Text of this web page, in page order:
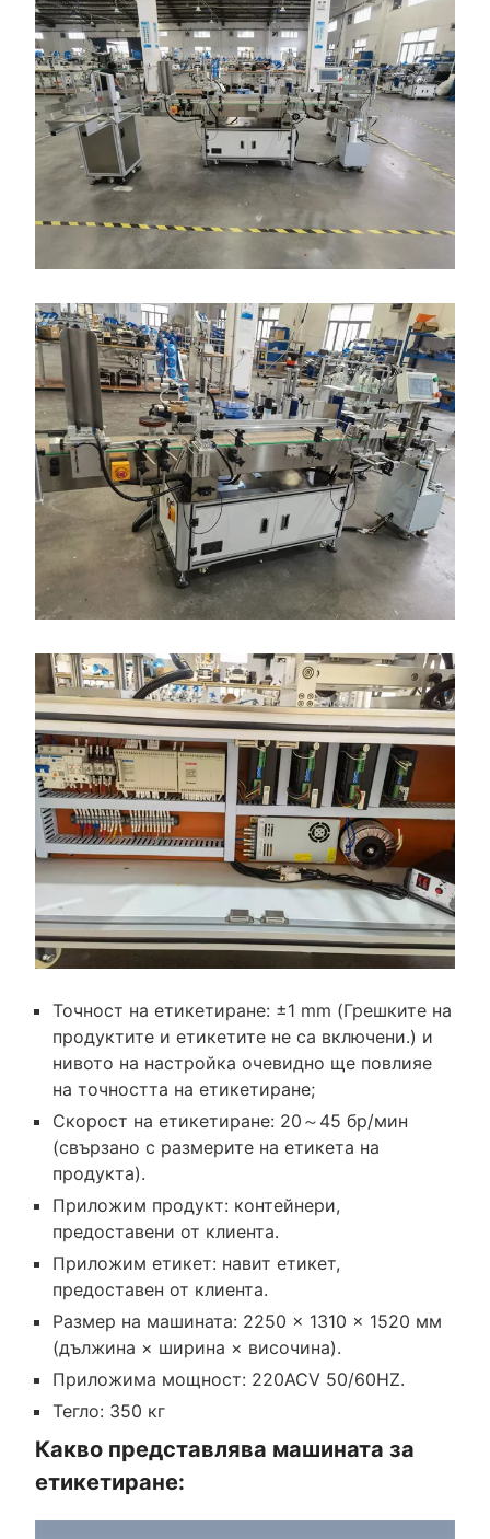
Точност на етикетиране: ±1 mm (Грешките на
продуктите и етикетите не са включени.) и
нивото на настройка очевидно ще повлияе
на точността на етикетиране;
Скорост на етикетиране: 20～45 бр/мин
(свързано с размерите на етикета на
продукта).
Приложим продукт: контейнери,
предоставени от клиента.
Приложим етикет: навит етикет,
предоставен от клиента.
Размер на машината: 2250 × 1310 × 1520 мм
(дължина × ширина × височина).
Приложима мощност: 220ACV 50/60HZ.
Тегло: 350 кг
Какво представлява машината за
етикетиране: